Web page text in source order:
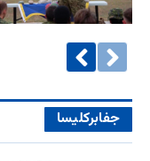
جفا‌بر‌کلیسا